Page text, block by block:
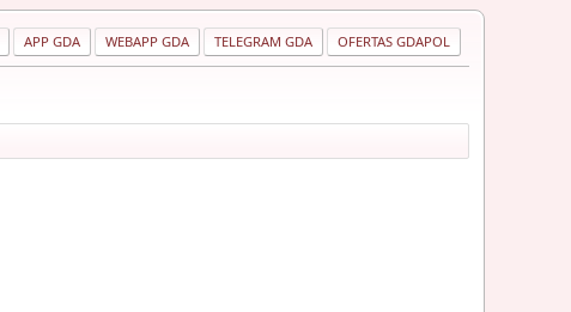
APP GDA WEBAPP GDA TELEGRAM GDA OFERTAS GDAPOL